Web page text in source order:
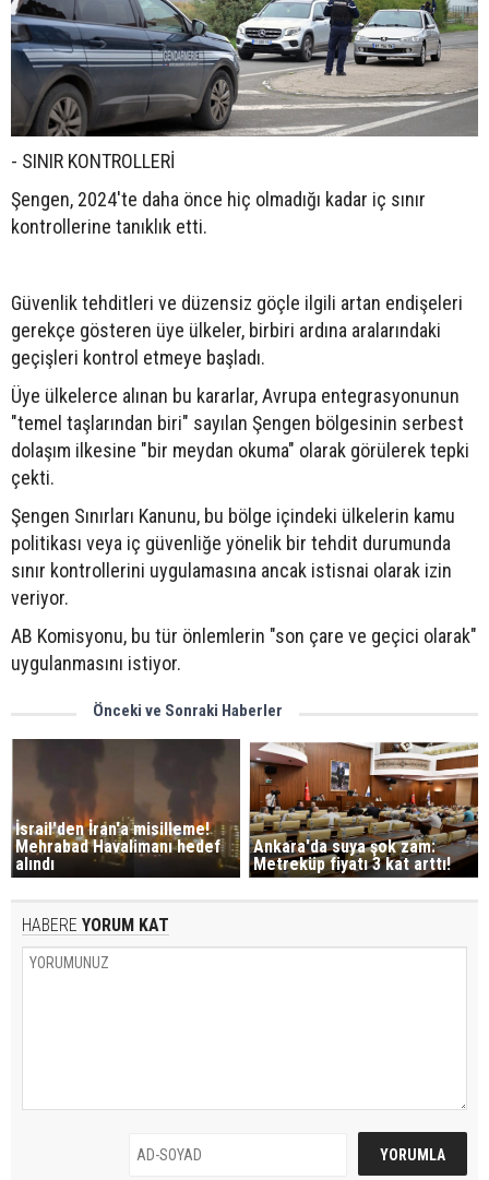
- SINIR KONTROLLERİ
Şengen, 2024'te daha önce hiç olmadığı kadar iç sınır
kontrollerine tanıklık etti.
Güvenlik tehditleri ve düzensiz göçle ilgili artan endişeleri
gerekçe gösteren üye ülkeler, birbiri ardına aralarındaki
geçişleri kontrol etmeye başladı.
Üye ülkelerce alınan bu kararlar, Avrupa entegrasyonunun
"temel taşlarından biri" sayılan Şengen bölgesinin serbest
dolaşım ilkesine "bir meydan okuma" olarak görülerek tepki
çekti.
Şengen Sınırları Kanunu, bu bölge içindeki ülkelerin kamu
politikası veya iç güvenliğe yönelik bir tehdit durumunda
sınır kontrollerini uygulamasına ancak istisnai olarak izin
veriyor.
AB Komisyonu, bu tür önlemlerin "son çare ve geçici olarak"
uygulanmasını istiyor.
Önceki ve Sonraki Haberler
İsrail'den İran'a misilleme!
Mehrabad Havalimanı hedef
alındı
Ankara'da suya şok zam:
Metreküp fiyatı 3 kat arttı!
HABERE YORUM KAT